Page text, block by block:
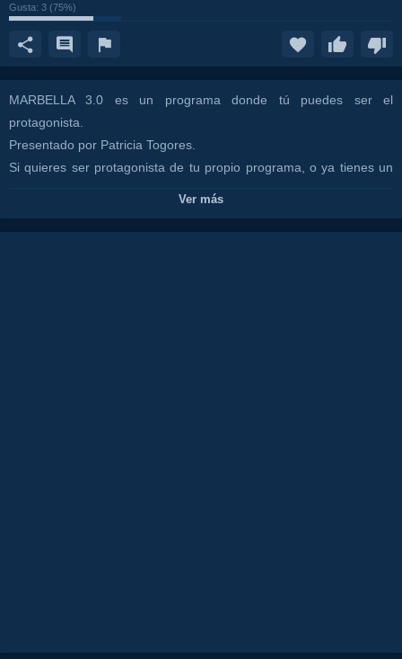
Gusta: 3 (75%)
MARBELLA 3.0 es un programa donde tú puedes ser el
protagonista.
Presentado por Patricia Togores.
Si quieres ser protagonista de tu propio programa, o ya tienes un
para darte a conocer. Puedes enviar tus videos desde cualquier
Ver más